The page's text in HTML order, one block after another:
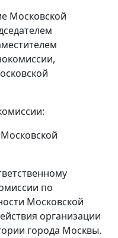
Московской
по
Московской
организации
города Москвы.